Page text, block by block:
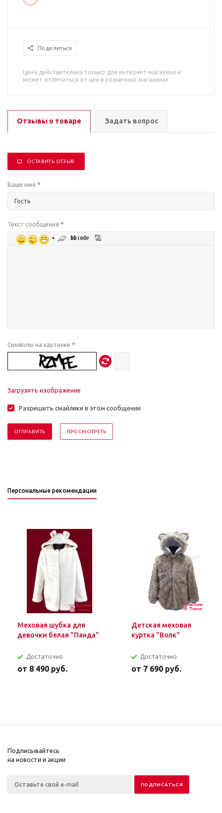
Поделиться
Цена действительна только для интернет-магазина и
может отличаться от цен в розничных магазинах
Отзывы о товаре Задать вопрос
ОСТАВИТЬ ОТЗЫВ
Ваше имя *
Текст сообщения *
Символы на картинке *
Загрузить изображение
Разрешить смайлики в этом сообщении
Персональные рекомендации
Меховая шубка для
девочки белая "Панда"
Достаточно
от 8 490 руб.
Детская меховая
куртка "Волк"
Достаточно
от 7 690 руб.
Подписывайтесь
на новости и акции